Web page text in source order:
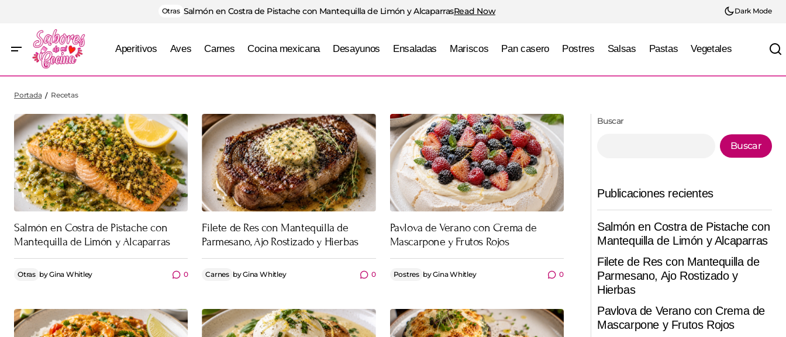
Otras Salmón en Costra de Pistache con Mantequilla de Limón y AlcaparrasRead Now Dark Mode
Aperitivos Aves Carnes Cocina mexicana Desayunos Ensaladas Mariscos Pan casero Postres Salsas Pastas Vegetales
Portada Recetas
Salmón en Costra de Pistache con
Mantequilla de Limón y Alcaparras
Otras byGina Whitley 0
Filete de Res con Mantequilla de
Parmesano, Ajo Rostizado y Hierbas
Carnes byGina Whitley 0
Pavlova de Verano con Crema de
Mascarpone y Frutos Rojos
Postres byGina Whitley 0
Buscar
Buscar
Publicaciones recientes
Salmón en Costra de Pistache con
Mantequilla de Limón y Alcaparras
Filete de Res con Mantequilla de
Parmesano, Ajo Rostizado y
Hierbas
Pavlova de Verano con Crema de
Mascarpone y Frutos Rojos